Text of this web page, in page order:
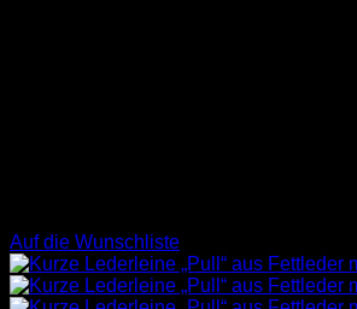
Auf die Wunschliste